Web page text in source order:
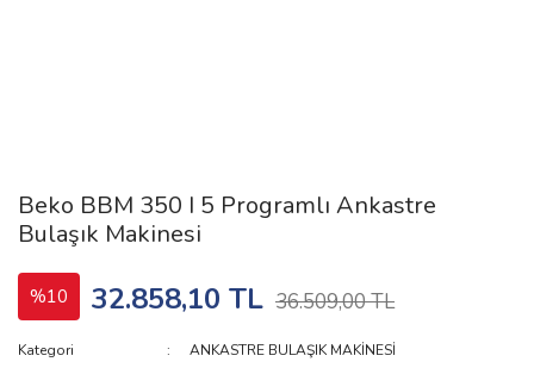
Beko BBM 350 I 5 Programlı Ankastre
Bulaşık Makinesi
%10 32.858,10 TL 36.509,00 TL
Kategori
ANKASTRE BULAŞIK MAKİNESİ